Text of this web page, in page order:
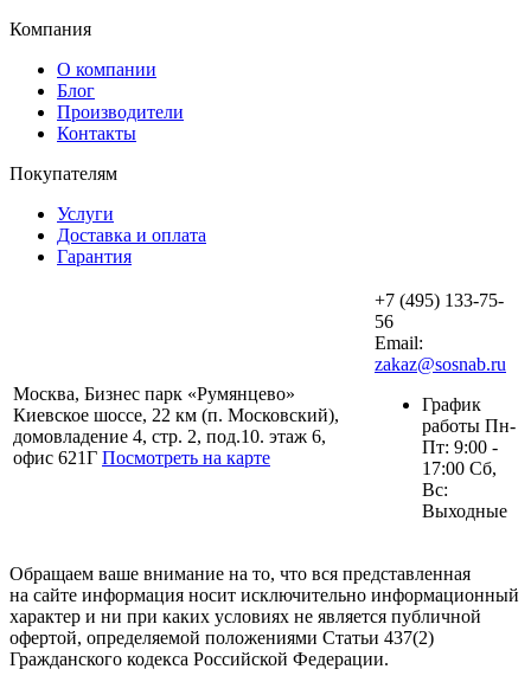
Компания
О компании
Блог
Производители
Контакты
Покупателям
Услуги
Доставка и оплата
Гарантия
Москва, Бизнес парк «Румянцево»
Киевское шоссе, 22 км (п. Московский),
домовладение 4, стр. 2, под.10. этаж 6,
офис 621Г Посмотреть на карте
+7 (495) 133-75-
56
Email:
zakaz@sosnab.ru
График
работы Пн-
Пт: 9:00 -
17:00 Сб,
Вс:
Выходные
Обращаем ваше внимание на то, что вся представленная
на сайте информация носит исключительно информационный
характер и ни при каких условиях не является публичной
офертой, определяемой положениями Статьи 437(2)
Гражданского кодекса Российской Федерации.